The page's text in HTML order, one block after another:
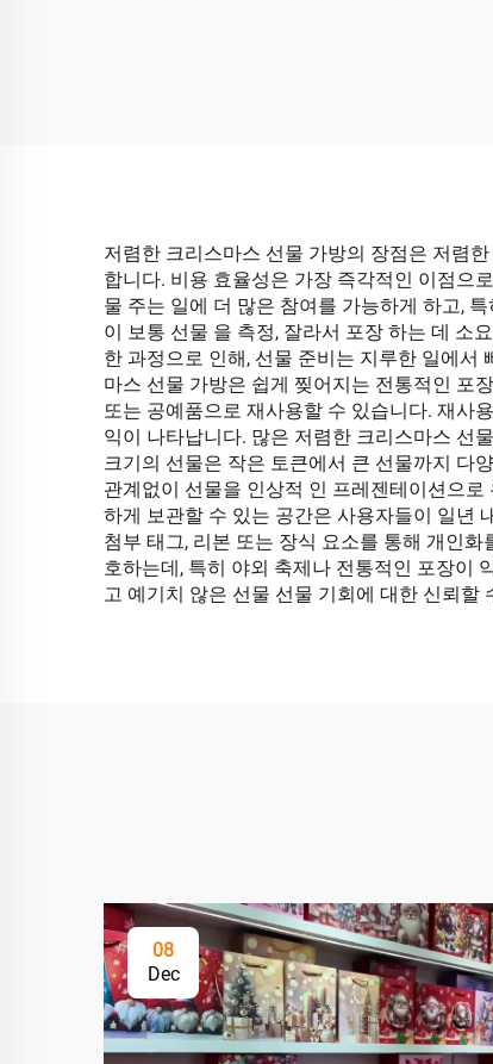
저렴한 크리스마스 선물 가방의 장점은 저렴
합니다. 비용 효율성은 가장 즉각적인 이점으
물 주는 일에 더 많은 참여를 가능하게 하고,
이 보통 선물 을 측정, 잘라서 포장 하는 데 소
한 과정으로 인해, 선물 준비는 지루한 일에서
마스 선물 가방은 쉽게 찢어지는 전통적인 포
또는 공예품으로 재사용할 수 있습니다. 재사
익이 나타납니다. 많은 저렴한 크리스마스 선
크기의 선물은 작은 토큰에서 큰 선물까지 다
관계없이 선물을 인상적 인 프레젠테이션으
하게 보관할 수 있는 공간은 사용자들이 일년
첨부 태그, 리본 또는 장식 요소를 통해 개인
호하는데, 특히 야외 축제나 전통적인 포장이
고 예기치 않은 선물 선물 기회에 대한 신뢰할
08
Dec